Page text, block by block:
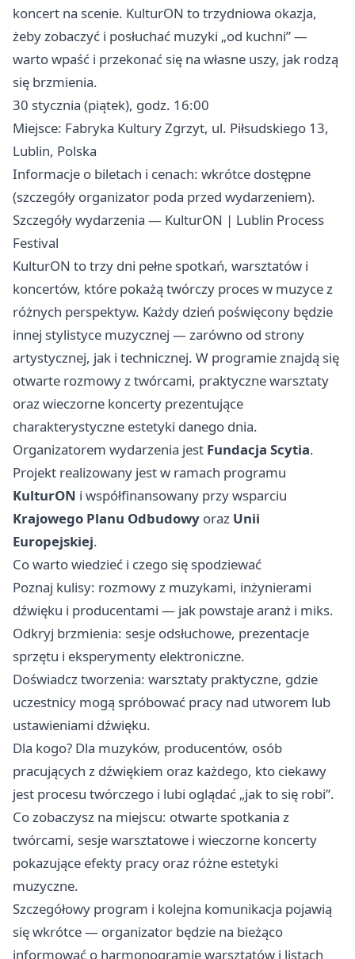
koncert na scenie. KulturON to trzydniowa okazja,
żeby zobaczyć i posłuchać muzyki „od kuchni” —
warto wpaść i przekonać się na własne uszy, jak rodzą
się brzmienia.
30 stycznia (piątek), godz. 16:00
Miejsce: Fabryka Kultury Zgrzyt, ul. Piłsudskiego 13,
Lublin, Polska
Informacje o biletach i cenach: wkrótce dostępne
(szczegóły organizator poda przed wydarzeniem).
Szczegóły wydarzenia — KulturON | Lublin Process
Festival
KulturON to trzy dni pełne spotkań, warsztatów i
koncertów, które pokażą twórczy proces w muzyce z
różnych perspektyw. Każdy dzień poświęcony będzie
innej stylistyce muzycznej — zarówno od strony
artystycznej, jak i technicznej. W programie znajdą się
otwarte rozmowy z twórcami, praktyczne warsztaty
oraz wieczorne koncerty prezentujące
charakterystyczne estetyki danego dnia.
Organizatorem wydarzenia jest Fundacja Scytia.
Projekt realizowany jest w ramach programu
KulturON i współfinansowany przy wsparciu
Krajowego Planu Odbudowy oraz Unii
Europejskiej.
Co warto wiedzieć i czego się spodziewać
Poznaj kulisy: rozmowy z muzykami, inżynierami
dźwięku i producentami — jak powstaje aranż i miks.
Odkryj brzmienia: sesje odsłuchowe, prezentacje
sprzętu i eksperymenty elektroniczne.
Doświadcz tworzenia: warsztaty praktyczne, gdzie
uczestnicy mogą spróbować pracy nad utworem lub
ustawieniami dźwięku.
Dla kogo? Dla muzyków, producentów, osób
pracujących z dźwiękiem oraz każdego, kto ciekawy
jest procesu twórczego i lubi oglądać „jak to się robi”.
Co zobaczysz na miejscu: otwarte spotkania z
twórcami, sesje warsztatowe i wieczorne koncerty
pokazujące efekty pracy oraz różne estetyki
muzyczne.
Szczegółowy program i kolejna komunikacja pojawią
się wkrótce — organizator będzie na bieżąco
informować o harmonogramie warsztatów i listach